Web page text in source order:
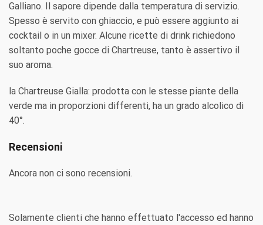
Galliano. Il sapore dipende dalla temperatura di servizio.
Spesso è servito con ghiaccio, e può essere aggiunto ai
cocktail o in un mixer. Alcune ricette di drink richiedono
soltanto poche gocce di Chartreuse, tanto è assertivo il
suo aroma.
la Chartreuse Gialla: prodotta con le stesse piante della
verde ma in proporzioni differenti, ha un grado alcolico di
40°.
Recensioni
Ancora non ci sono recensioni.
Solamente clienti che hanno effettuato l'accesso ed hanno